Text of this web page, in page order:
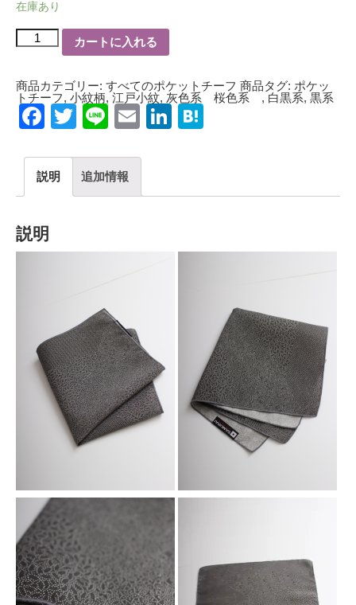
在庫あり
世
界
枚
江
戸
小
紋
ー
正
絹
江
紋
PC10029KO
カートに入れる
商品カテゴリー: すべてのポケットチーフ 商品タグ: ポケッ
トチーフ, 小紋柄, 江戸小紋, 灰色系 桜色系 , 白黒系, 黒系
Facebook
Twitter
LineEmailLinkedIn
説明 追加情報
説明